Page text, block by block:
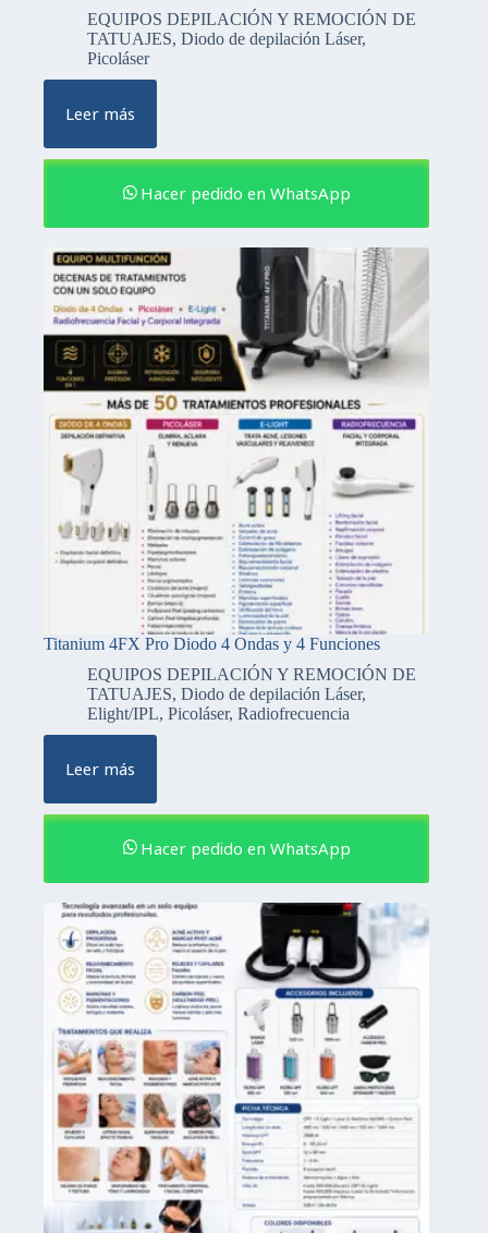
EQUIPOS DEPILACIÓN Y REMOCIÓN DE
TATUAJES, Diodo de depilación Láser,
Picoláser
Leer más
Hacer pedido en WhatsApp
Titanium 4FX Pro Diodo 4 Ondas y 4 Funciones
EQUIPOS DEPILACIÓN Y REMOCIÓN DE
TATUAJES, Diodo de depilación Láser,
Elight/IPL, Picoláser, Radiofrecuencia
Leer más
Hacer pedido en WhatsApp